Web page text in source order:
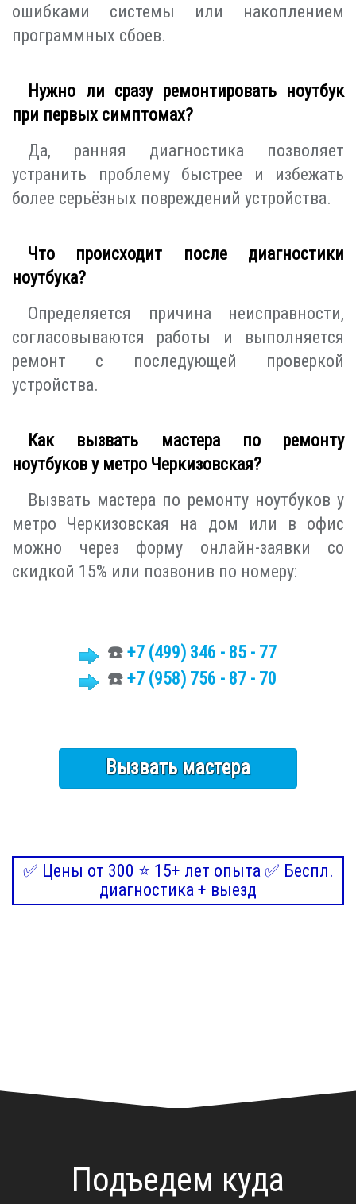
ошибками системы или накоплением
программных сбоев.
Нужно ли сразу ремонтировать ноутбук
при первых симптомах?
Да, ранняя диагностика позволяет
устранить проблему быстрее и избежать
более серьёзных повреждений устройства.
Что происходит после диагностики
ноутбука?
Определяется причина неисправности,
согласовываются работы и выполняется
ремонт с последующей проверкой
устройства.
Как вызвать мастера по ремонту
ноутбуков у метро Черкизовская?
Вызвать мастера по ремонту ноутбуков у
метро Черкизовская на дом или в офис
можно через форму онлайн-заявки со
скидкой 15% или позвонив по номеру:
☎️ +7 (499) 346 - 85 - 77
☎️ +7 (958) 756 - 87 - 70
Вызвать мастера
✅ Цены от 300 ⭐ 15+ лет опыта ✅ Беспл.
диагностика + выезд
Подъедем куда